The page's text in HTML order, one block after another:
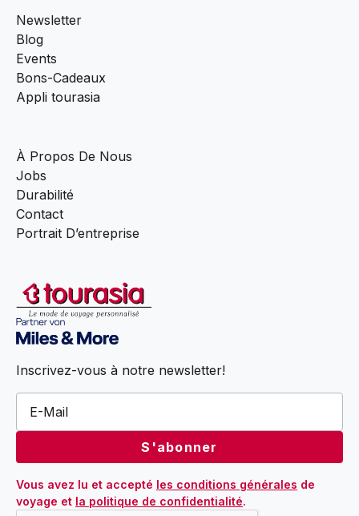
Newsletter
Blog
Events
Bons-Cadeaux
Appli tourasia
À Propos De Nous
Jobs
Durabilité
Contact
Portrait D’entreprise
Inscrivez-vous à notre newsletter!
Vous avez lu et accepté les conditions générales de
voyage et la politique de confidentialité.